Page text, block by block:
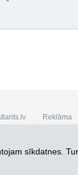
Reklāma
© 2002 - 2026
sīkdatnes.